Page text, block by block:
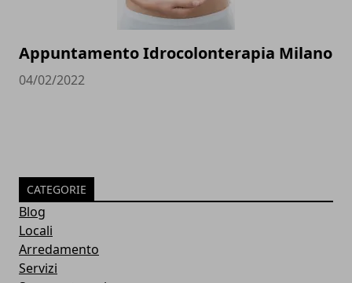
Appuntamento Idrocolonterapia Milano
04/02/2022
CATEGORIE
Blog
Locali
Arredamento
Servizi